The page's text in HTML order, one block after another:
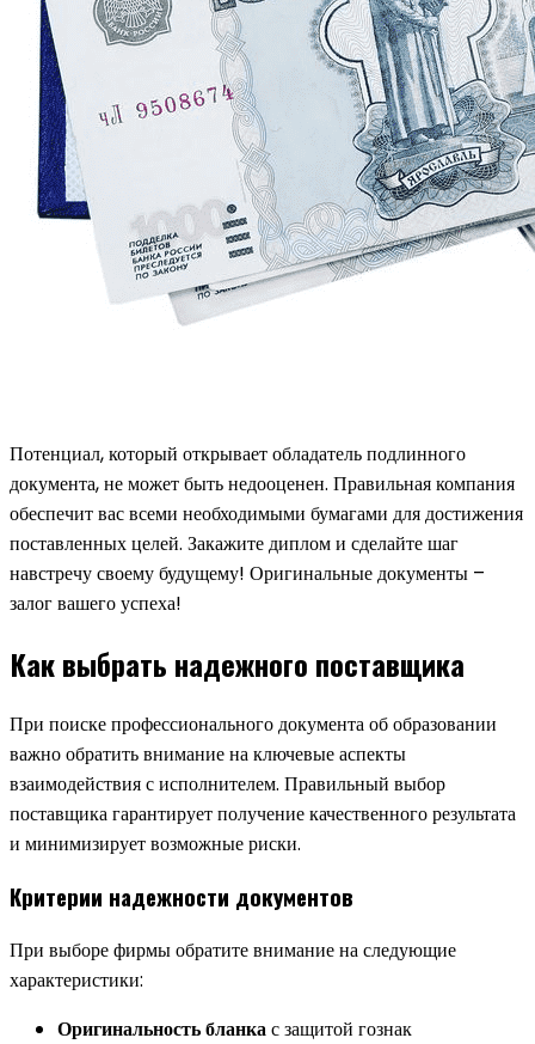
Потенциал, который открывает обладатель подлинного
документа, не может быть недооценен. Правильная компания
обеспечит вас всеми необходимыми бумагами для достижения
поставленных целей. Закажите диплом и сделайте шаг
навстречу своему будущему! Оригинальные документы –
залог вашего успеха!
Как выбрать надежного поставщика
При поиске профессионального документа об образовании
важно обратить внимание на ключевые аспекты
взаимодействия с исполнителем. Правильный выбор
поставщика гарантирует получение качественного результата
и минимизирует возможные риски.
Критерии надежности документов
При выборе фирмы обратите внимание на следующие
характеристики:
Оригинальность бланкас защитой гознак